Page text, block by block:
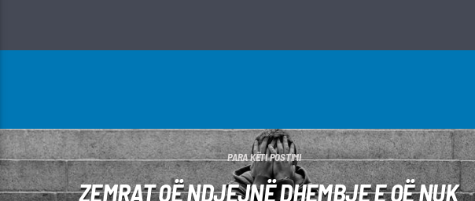
PARA KËTI POSTIMI
ZEMRAT QË NDJEJNË DHEMBJE E QË NUK